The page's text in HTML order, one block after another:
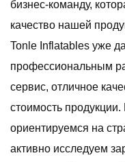
бизнес-команду,
качество нашей
Tonle Inflatables уже
профессиональным
сервис, отличное
стоимость
ориентируемся на
активно исследуем